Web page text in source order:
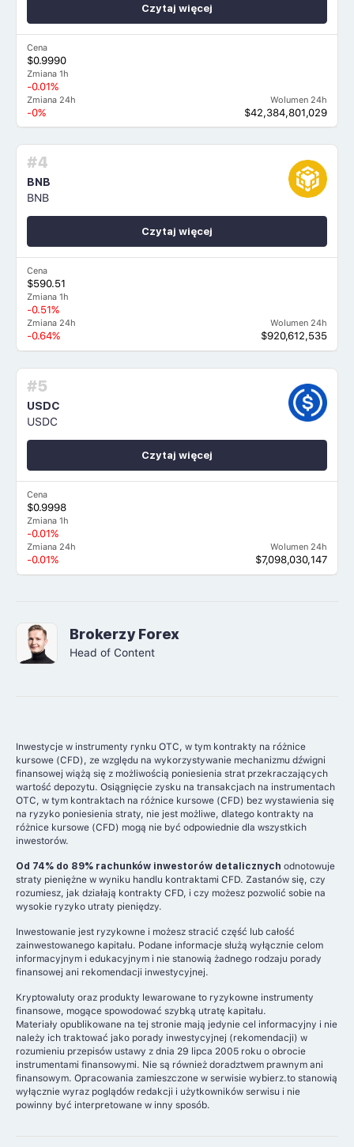
Cena
$0.9990
Zmiana 1h
-0.01%
Zmiana 24h
-0%
Wolumen 24h
$42,384,801,029
Czytaj więcej
#4
BNB
BNB
Cena
$590.51
Zmiana 1h
-0.51%
Zmiana 24h
-0.64%
Wolumen 24h
$920,612,535
Czytaj więcej
#5
USDC
USDC
Cena
$0.9998
Zmiana 1h
-0.01%
Zmiana 24h
-0.01%
Wolumen 24h
$7,098,030,147
Czytaj więcej
Brokerzy Forex
Head of Content
Inwestycje w instrumenty rynku OTC, w tym kontrakty na różnice
kursowe (CFD), ze względu na wykorzystywanie mechanizmu dźwigni
finansowej wiążą się z możliwością poniesienia strat przekraczających
wartość depozytu. Osiągnięcie zysku na transakcjach na instrumentach
OTC, w tym kontraktach na różnice kursowe (CFD) bez wystawienia się
na ryzyko poniesienia straty, nie jest możliwe, dlatego kontrakty na
różnice kursowe (CFD) mogą nie być odpowiednie dla wszystkich
inwestorów.
Od 74% do 89% rachunków inwestorów detalicznych odnotowuje
straty pieniężne w wyniku handlu kontraktami CFD. Zastanów się, czy
rozumiesz, jak działają kontrakty CFD, i czy możesz pozwolić sobie na
wysokie ryzyko utraty pieniędzy.
Inwestowanie jest ryzykowne i możesz stracić część lub całość
zainwestowanego kapitału. Podane informacje służą wyłącznie celom
informacyjnym i edukacyjnym i nie stanowią żadnego rodzaju porady
finansowej ani rekomendacji inwestycyjnej.
Kryptowaluty oraz produkty lewarowane to ryzykowne instrumenty
finansowe, mogące spowodować szybką utratę kapitału.
Materiały opublikowane na tej stronie mają jedynie cel informacyjny i nie
należy ich traktować jako porady inwestycyjnej (rekomendacji) w
rozumieniu przepisów ustawy z dnia 29 lipca 2005 roku o obrocie
instrumentami finansowymi. Nie są również doradztwem prawnym ani
finansowym. Opracowania zamieszczone w serwisie wybierz.to stanowią
wyłącznie wyraz poglądów redakcji i użytkowników serwisu i nie
powinny być interpretowane w inny sposób.